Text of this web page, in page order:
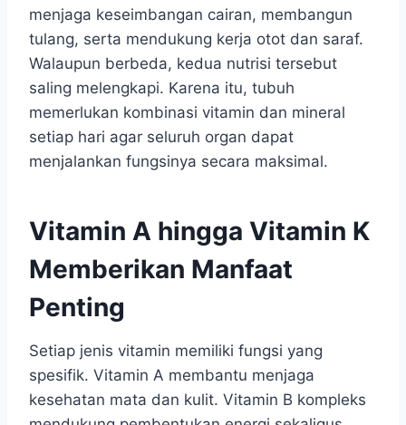
menjaga keseimbangan cairan, membangun
tulang, serta mendukung kerja otot dan saraf.
Walaupun berbeda, kedua nutrisi tersebut
saling melengkapi. Karena itu, tubuh
memerlukan kombinasi vitamin dan mineral
setiap hari agar seluruh organ dapat
menjalankan fungsinya secara maksimal.
Vitamin A hingga Vitamin K
Memberikan Manfaat
Penting
Setiap jenis vitamin memiliki fungsi yang
spesifik. Vitamin A membantu menjaga
kesehatan mata dan kulit. Vitamin B kompleks